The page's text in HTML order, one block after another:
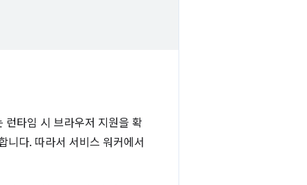
런타임 시 브라우저 지원을 확
니다. 따라서 서비스 워커에서